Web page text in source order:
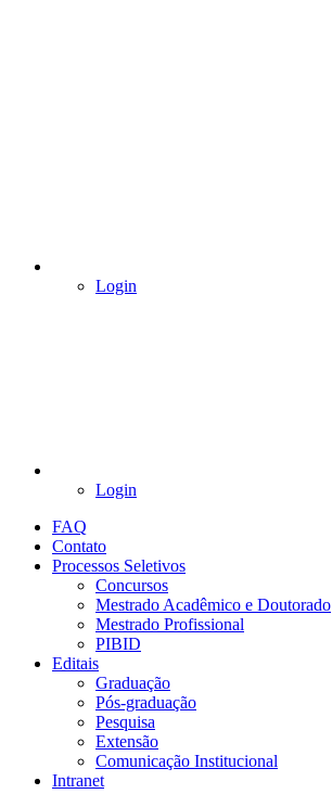
Login
Login
FAQ
Contato
Processos Seletivos
Concursos
Mestrado Acadêmico e Doutorado
Mestrado Profissional
PIBID
Editais
Graduação
Pós-graduação
Pesquisa
Extensão
Comunicação Institucional
Intranet